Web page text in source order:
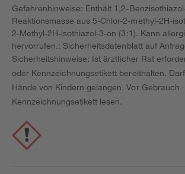
Gefahrenhinweise: Enthält 1,2-
Reaktionsmasse aus 5-Chlor-2-methyl-2H-
2-Methyl-2H-isothiazol-3-on (3:1). Kann
hervorrufen.: Sicherheitsdatenblatt auf
Sicherheitshinweise: Ist ärztlicher Rat
oder Kennzeichnungsetikett bereithalten.
Hände von Kindern gelangen. Vor Gebrauch
Kennzeichnungsetikett lesen.